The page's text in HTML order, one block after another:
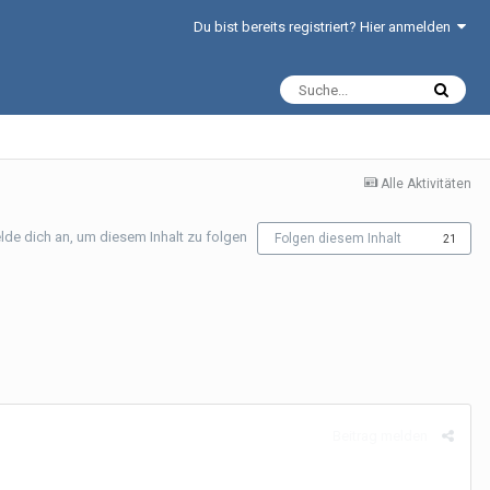
Du bist bereits registriert? Hier anmelden
Alle Aktivitäten
dich an, um diesem Inhalt zu folgen Folgen diesem Inhalt 21